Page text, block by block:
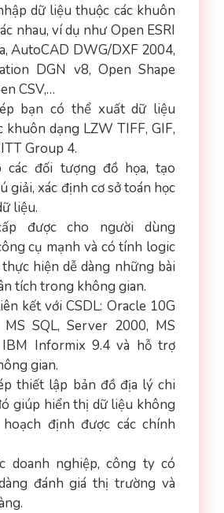
dữ liệu thuộc các khuôn
nhau, ví dụ như Open ESRI
AutoCAD DWG/DXF 2004,
DGN v8, Open Shape
CSV,…
bạn có thể xuất dữ liệu
khuôn dạng LZW TIFF, GIF,
Group 4.
các đối tượng đồ họa, tạo
giải, xác định cơ sở toán học
liệu.
được cho người dùng
cụ mạnh và có tính logic
hiện dễ dàng những bài
tích trong không gian.
kết với CSDL: Oracle 10G
SQL, Server 2000, MS
IBM Informix 9.4 và hỗ trợ
gian.
thiết lập bản đồ địa lý chi
giúp hiển thị dữ liệu không
định được các chính
doanh nghiệp, công ty có
đánh giá thị trường và